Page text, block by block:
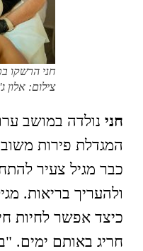
חני הרשקו
צילום: אלון
חנינולדה במושב
המגדלת פירות
כבר מגיל צעיר
ולהעריך בריאות.
כיצד אפשר לחיות
חריג באותם ימים.